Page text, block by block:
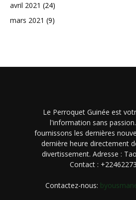
avril 2021 (24)
mars 2021 (9)
Le Perroquet Guinée est
l'information sans
fournissons les dernières
dernière heure directement
divertissement. Adresse :
Contact :
Contactez-nous: